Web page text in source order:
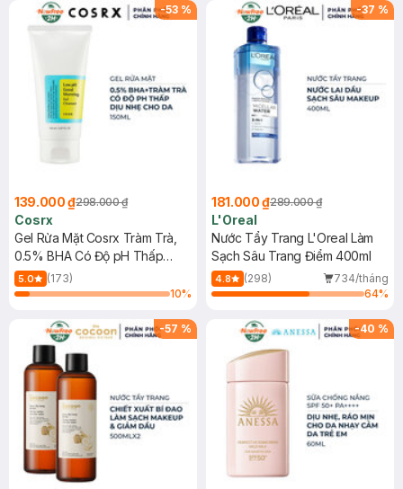
-53 %
139.000 ₫298.000 ₫
Cosrx
Gel Rửa Mặt Cosrx Tràm Trà,
0.5% BHA Có Độ pH Thấp
150ml
5.0
(173)
10%
-37 %
181.000 ₫289.000 ₫
L'Oreal
Nước Tẩy Trang L'Oreal Làm
Sạch Sâu Trang Điểm 400ml
4.8 (298)
734/tháng
64%
-57 % -40 %